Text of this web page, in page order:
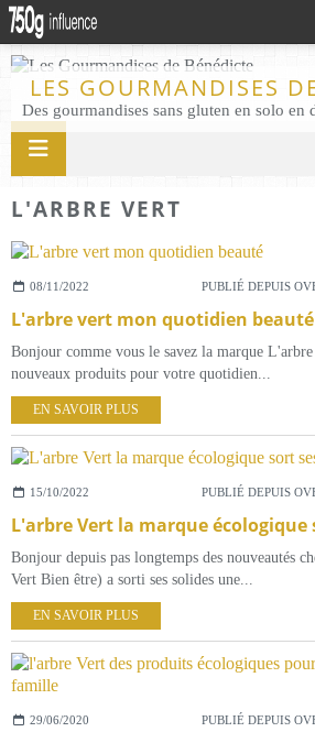
LES GOURMANDISES
L'ARBRE VERT
08/11/2022 PUBLIÉ DEPUIS
L'arbre vert mon quotidien beauté
Bonjour comme vous le savez la marque
nouveaux produits pour votre quotidien...
EN SAVOIR PLUS
15/10/2022 PUBLIÉ DEPUIS
L'arbre Vert la marque écologique
Bonjour depuis pas longtemps des nouveautés
Vert Bien être) a sorti ses solides une...
EN SAVOIR PLUS
29/06/2020 PUBLIÉ DEPUIS